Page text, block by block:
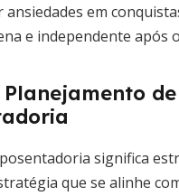
em
e independente após
Planejamento de
significa
que se alinhe